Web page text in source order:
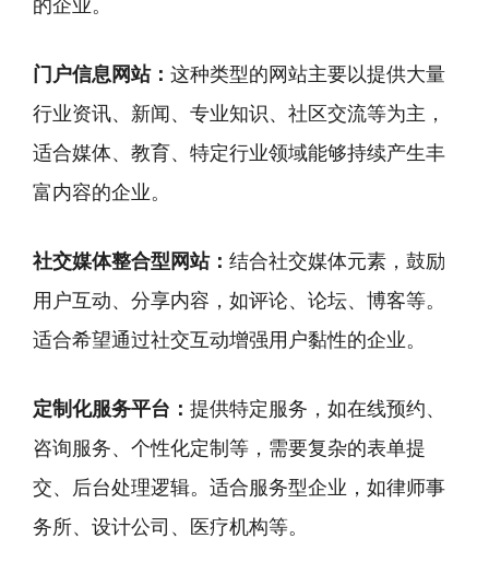
门户信息网站： 这种类型的网站主要以提供大量
行业资讯、新闻、专业知识、社区交流等为主，
适合媒体、教育、特定行业领域能够持续产生丰
富内容的企业。
社交媒体整合型网站： 结合社交媒体元素，鼓励
用户互动、分享内容，如评论、论坛、博客等。
适合希望通过社交互动增强用户黏性的企业。
定制化服务平台： 提供特定服务，如在线预约、
咨询服务、个性化定制等，需要复杂的表单提
交、后台处理逻辑。适合服务型企业，如律师事
务所、设计公司、医疗机构等。